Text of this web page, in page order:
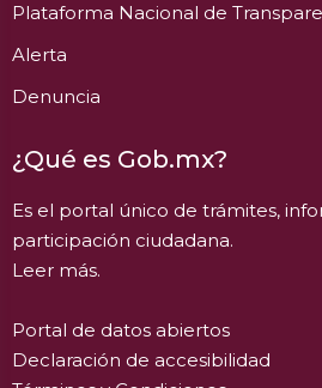
Plataforma Nacional de
Alerta
Denuncia
¿Qué es Gob.mx?
Es el portal único de trámites,
participación ciudadana.
Leer más.
Portal de datos abiertos
Declaración de accesibilidad